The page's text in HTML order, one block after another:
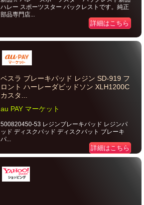
ハレー スポーツスター バックレストです。純正
部品専門店...
詳細はこちら
ベスラ ブレーキパッド レジン SD-919 フ
ロント ハーレーダビッドソン XLH1200C
カスタ...
au PAY マーケット
500820450-53 レジンブレーキパッド レジンパ
ッド ディスクパッド ディスクパット ブレーキ
パ...
詳細はこちら